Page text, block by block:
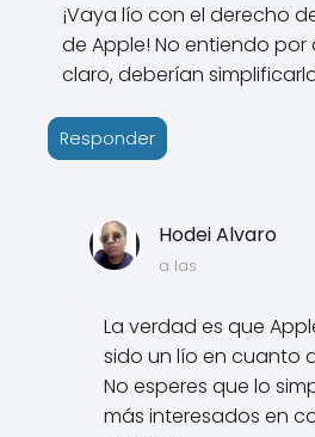
¡Vaya lío con el derecho
de Apple! No entiendo por
claro, deberían
Responder
Hodei Alvaro
a las
La verdad es que
sido un lío en cuanto
No esperes que lo
más interesados en